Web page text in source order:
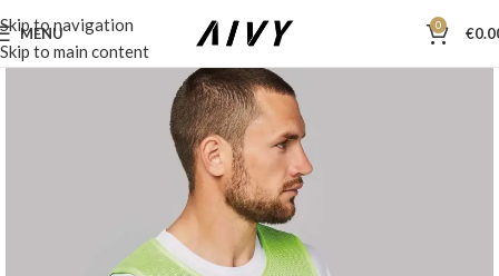
Skip to navigation
Skip to main content
MENU 0 €